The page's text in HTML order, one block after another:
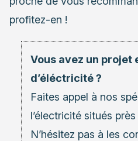
profitez-en !
Vous avez un projet
d’éléctricité ?
Faites appel à nos
l’électricité situés
N’hésitez pas à les